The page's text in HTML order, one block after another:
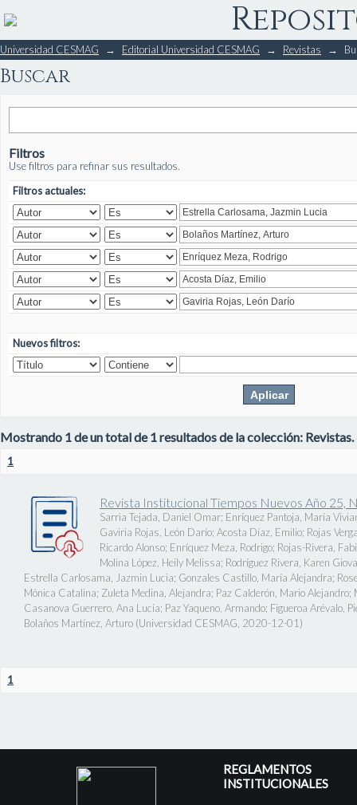
Buscar
Universidad CESMAG → Editorial Universidad CESMAG → Revistas →
Buscar
Filtros
Use filtros para refinar sus resultados.
Filtros actuales:
Nuevos filtros:
Mostrando 1 de un total de 1 resultados de la colección: Revistas.
1
Revista Institucional Tiempos Nuevos Año 25,
Sarria Tejada, Daniel Omar; Enríquez Pantoja, María
Gaviria Rojas, León Darío; Acosta Díaz, Emilio; Rojas
Ricardo Alonso; Enríquez Meza, Rodrigo; Rojas-Rivera,
Molina López, Heily Melissa; Rodríguez Rivera, Karen
Estrella Carlosama, Jazmin Lucia; Gonzales Castillo, María Alejandra;
Mónica Catalina; Zuleta Medina, Alejandra; Paz Calderón, Mario Alejandro;
Casanova Guerrero, Ana Lucía; Paz Yaqueno, Armando; Figueroa Arévalo,
Bolaños Martínez, Arturo (Universidad CESMAG 2020-12-01 )
1
REGLAMENTOS
INSTITUCIONALES